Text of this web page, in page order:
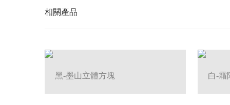
相關產品
黑-墨山立體方塊 白-霜